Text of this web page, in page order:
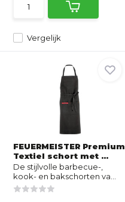
Vergelijk
FEUERMEISTER Premium
Textiel schort met ...
De stijlvolle barbecue-,
kook- en bakschorten va...